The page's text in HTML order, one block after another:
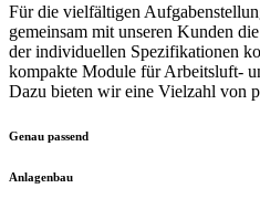
Für die vielfältigen
gemeinsam mit unseren Kunden
der individuellen Spezifikationen
kompakte Module für Arbeitsluft-
Dazu bieten wir eine Vielzahl von
Genau passend
Anlagenbau